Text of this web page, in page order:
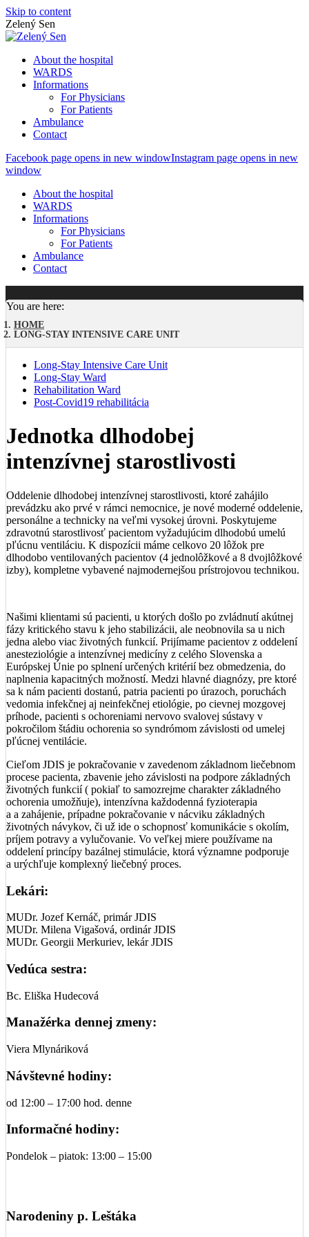
Skip to content
Zelený Sen
About the hospital
WARDS
Informations
For Physicians
For Patients
Ambulance
Contact
Facebook page opens in new windowInstagram page opens in new
window
About the hospital
WARDS
Informations
For Physicians
For Patients
Ambulance
Contact
You are here:
HOME
LONG-STAY INTENSIVE CARE UNIT
Long-Stay Intensive Care Unit
Long-Stay Ward
Rehabilitation Ward
Post-Covid19 rehabilitácia
Jednotka dlhodobej
intenzívnej starostlivosti
Oddelenie dlhodobej intenzívnej starostlivosti, ktoré zahájilo
prevádzku ako prvé v rámci nemocnice, je nové moderné oddelenie,
personálne a technicky na veľmi vysokej úrovni. Poskytujeme
zdravotnú starostlivosť pacientom vyžadujúcim dlhodobú umelú
pľúcnu ventiláciu. K dispozícii máme celkovo 20 lôžok pre
dlhodobo ventilovaných pacientov (4 jednolôžkové a 8 dvojlôžkové
izby), kompletne vybavené najmodernejšou prístrojovou technikou.
Našimi klientami sú pacienti, u ktorých došlo po zvládnutí akútnej
fázy kritického stavu k jeho stabilizácii, ale neobnovila sa u nich
jedna alebo viac životných funkcií. Prijímame pacientov z oddelení
anesteziológie a intenzívnej medicíny z celého Slovenska a
Európskej Únie po splnení určených kritérií bez obmedzenia, do
naplnenia kapacitných možností. Medzi hlavné diagnózy, pre ktoré
sa k nám pacienti dostanú, patria pacienti po úrazoch, poruchách
vedomia infekčnej aj neinfekčnej etiológie, po cievnej mozgovej
príhode, pacienti s ochoreniami nervovo svalovej sústavy v
pokročilom štádiu ochorenia so syndrómom závislosti od umelej
pľúcnej ventilácie.
Cieľom JDIS je pokračovanie v zavedenom základnom liečebnom
procese pacienta, zbavenie jeho závislosti na podpore základných
životných funkcií ( pokiaľ to samozrejme charakter základného
ochorenia umožňuje), intenzívna každodenná fyzioterapia
a a zahájenie, prípadne pokračovanie v nácviku základných
životných návykov, či už ide o schopnosť komunikácie s okolím,
príjem potravy a vylučovanie. Vo veľkej miere používame na
oddelení princípy bazálnej stimulácie, ktorá významne podporuje
a urýchľuje komplexný liečebný proces.
Lekári:
MUDr. Jozef Kernáč, primár JDIS
MUDr. Milena Vigašová, ordinár JDIS
MUDr. Georgii Merkuriev, lekár JDIS
Vedúca sestra:
Bc. Eliška Hudecová
Manažérka dennej zmeny:
Viera Mlynáriková
Návštevné hodiny:
od 12:00 – 17:00 hod. denne
Informačné hodiny:
Pondelok – piatok: 13:00 – 15:00
Narodeniny p. Leštáka